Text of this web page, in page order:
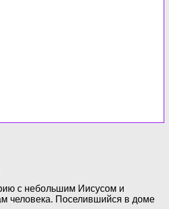
с небольшим Иисусом и
человека. Поселившийся в доме